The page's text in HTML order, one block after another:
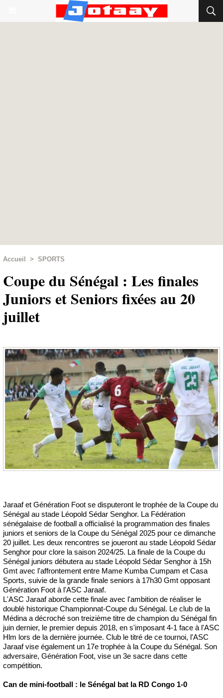
Accueil > SPORTS
Coupe du Sénégal : Les finales
Juniors et Seniors fixées au 20
juillet
Jaraaf et Génération Foot se disputeront le trophée de la Coupe du
Sénégal au stade Léopold Sédar Senghor. La Fédération
sénégalaise de football a officialisé la programmation des finales
juniors et seniors de la Coupe du Sénégal 2025 pour ce dimanche
20 juillet. Les deux rencontres se joueront au stade Léopold Sédar
Senghor pour clore la saison 2024/25. La finale de la Coupe du
Sénégal juniors débutera au stade Léopold Sédar Senghor à 15h
Gmt avec l'affrontement entre Mame Kumba Cumpam et Casa
Sports, suivie de la grande finale seniors à 17h30 Gmt opposant
Génération Foot à l'ASC Jaraaf.
L'ASC Jaraaf aborde cette finale avec l'ambition de réaliser le
doublé historique Championnat-Coupe du Sénégal. Le club de la
Médina a décroché son treizième titre de champion du Sénégal fin
juin dernier, le premier depuis 2018, en s'imposant 4-1 face à l'ASC
Hlm lors de la dernière journée. Club le titré de ce tournoi, l'ASC
Jaraaf vise également un 17e trophée à la Coupe du Sénégal. Son
adversaire, Génération Foot, vise un 3e sacre dans cette
compétition.
Can de mini-football : le Sénégal bat la RD Congo 1-0